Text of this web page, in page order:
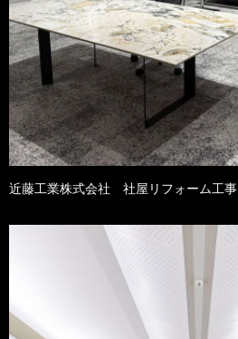
近藤工業株式会社 社屋リフォーム工事